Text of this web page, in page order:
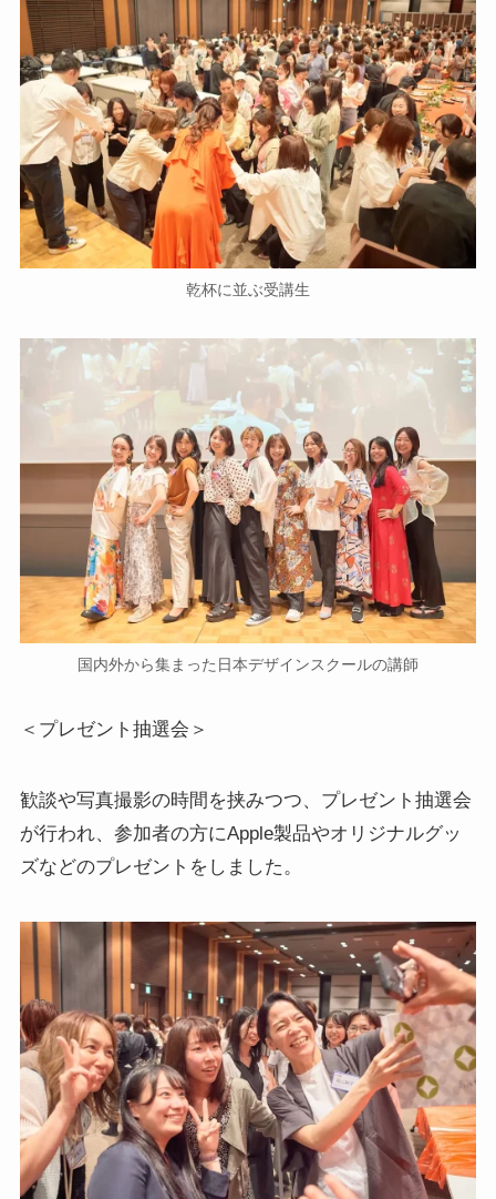
乾杯に並ぶ受講生
国内外から集まった日本デザインスクールの講師
＜プレゼント抽選会＞
歓談や写真撮影の時間を挟みつつ、プレゼント抽選会
が行われ、参加者の方にApple製品やオリジナルグッ
ズなどのプレゼントをしました。